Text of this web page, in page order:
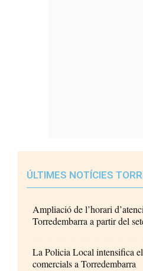
ÚLTIMES NOTÍCIES
Ampliació de l’horari
Torredembarra a partir del
La Policia Local intensifica
comercials a Torredembarra